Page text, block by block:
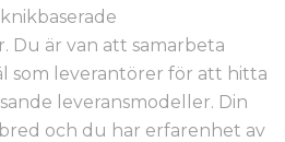
Du är van att samarbeta
som leverantörer för att hitta
leveransmodeller. Din
och du har erfarenhet av